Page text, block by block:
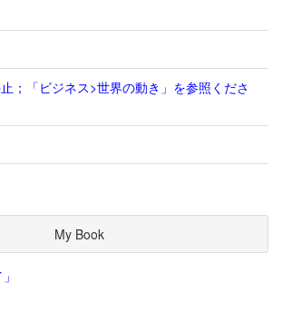
；「ビジネス>世界の動き」を参照くださ
My Book